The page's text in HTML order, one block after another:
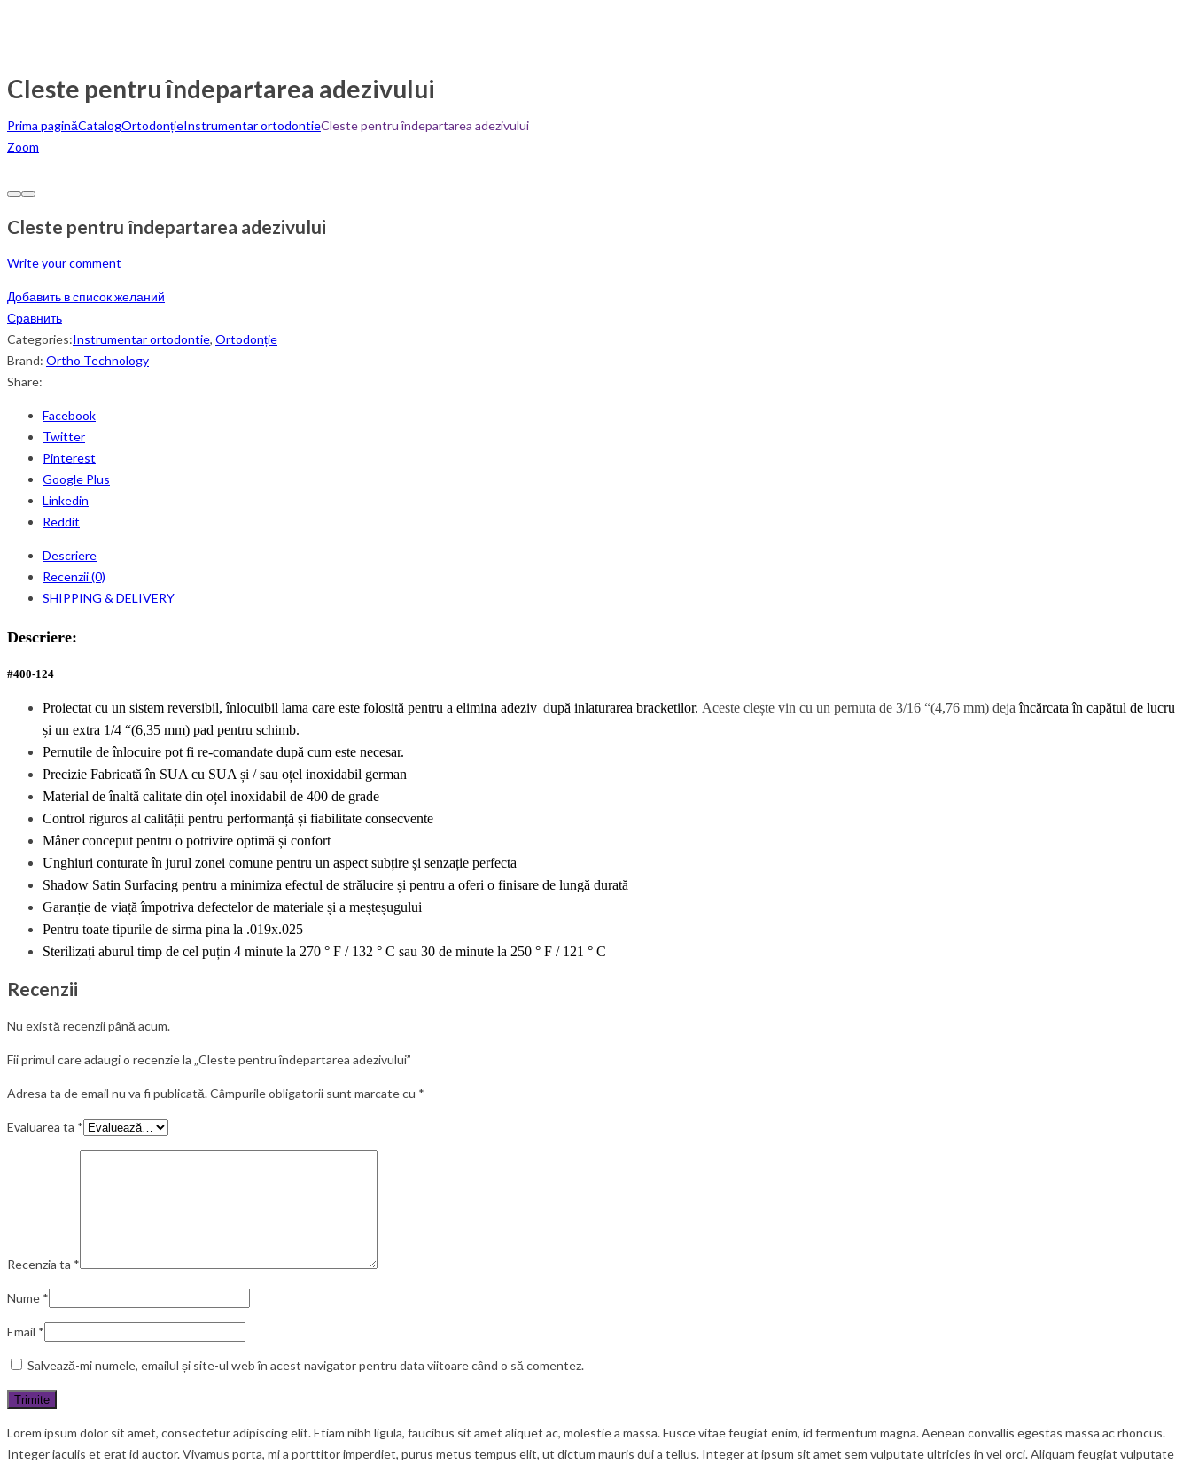
Cleste pentru îndepartarea adezivului
Prima paginăCatalogOrtodonțieInstrumentar ortodontieCleste pentru îndepartarea adezivului
Zoom
Cleste pentru îndepartarea adezivului
Write your comment
Добавить в список желаний
Сравнить
Categories:Instrumentar ortodontie, Ortodonție
Brand: Ortho Technology
Share:
Facebook
Twitter
Pinterest
Google Plus
Linkedin
Reddit
Descriere
Recenzii (0)
SHIPPING & DELIVERY
Descriere:
#400-124
Proiectat cu un sistem reversibil, înlocuibil lama care este folosită pentru a elimina adeziv după inlaturarea bracketilor. Aceste clește vin cu un pernuta de 3/16 “(4,76 mm) dejaîncărcata în capătul de lucru
și un extra 1/4 “(6,35 mm) pad pentru schimb.
Pernutile de înlocuire pot fi re-comandate după cum este necesar.
Precizie Fabricată în SUA cu SUA și / sau oțel inoxidabil german
Material de înaltă calitate din oțel inoxidabil de 400 de grade
Control riguros al calității pentru performanță și fiabilitate consecvente
Mâner conceput pentru o potrivire optimă și confort
Unghiuri conturate în jurul zonei comune pentru un aspect subțire și senzație perfecta
Shadow Satin Surfacing pentru a minimiza efectul de strălucire și pentru a oferi o finisare de lungă durată
Garanție de viață împotriva defectelor de materiale și a meșteșugului
Pentru toate tipurile de sirma pina la .019x.025
Sterilizați aburul timp de cel puțin 4 minute la 270 ° F / 132 ° C sau 30 de minute la 250 ° F / 121 ° C
Recenzii
Nu există recenzii până acum.
Fii primul care adaugi o recenzie la „Cleste pentru îndepartarea adezivului”
Adresa ta de email nu va fi publicată.Câmpurile obligatorii sunt marcate cu *
Evaluarea ta *
Recenzia ta *
Nume *
Email *
Salvează-mi numele, emailul și site-ul web în acest navigator pentru data viitoare când o să comentez.
Lorem ipsum dolor sit amet, consectetur adipiscing elit. Etiam nibh ligula, faucibus sit amet aliquet ac, molestie a massa. Fusce vitae feugiat enim, id fermentum magna. Aenean convallis egestas massa ac rhoncus.
Integer iaculis et erat id auctor. Vivamus porta, mi a porttitor imperdiet, purus metus tempus elit, ut dictum mauris dui a tellus. Integer at ipsum sit amet sem vulputate ultricies in vel orci. Aliquam feugiat vulputate